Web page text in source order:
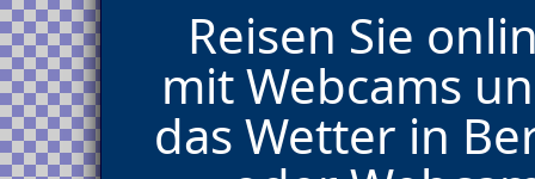
Reisen Sie
mit Webcams
das Wetter in